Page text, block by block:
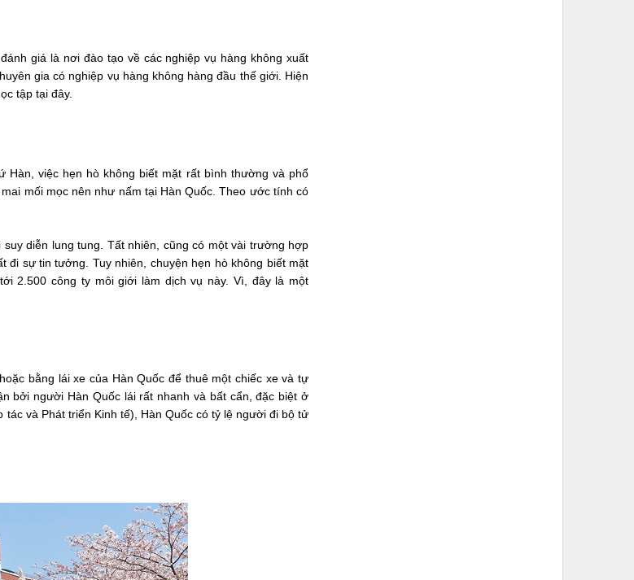
giá là nơi đào tạo về các nghiệp vụ hàng không xuất
gia có nghiệp vụ hàng không hàng đầu thế giới. Hiện
tập tại đây.
Hàn, việc hẹn hò không biết mặt rất bình thường và phổ
mối mọc nên như nấm tại Hàn Quốc. Theo ước tính có
diễn lung tung. Tất nhiên, cũng có một vài trường hợp
đi sự tin tưởng. Tuy nhiên, chuyện hẹn hò không biết mặt
2.500 công ty môi giới làm dịch vụ này. Vì, đây là một
bằng lái xe của Hàn Quốc để thuê một chiếc xe và tự
bởi người Hàn Quốc lái rất nhanh và bất cẩn, đặc biệt ở
và Phát triển Kinh tế), Hàn Quốc có tỷ lệ người đi bộ tử